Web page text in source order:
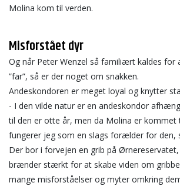
Molina kom til verden.
Misforstået dyr
Og når Peter Wenzel så familiært kaldes for
”far”, så er der noget om snakken.
Andeskondoren er meget loyal og knytter
- I den vilde natur er en andeskondor
til den er otte år, men da Molina er kommet
fungerer jeg som en slags forælder for den,
Der bor i forvejen en grib på
brænder stærkt for at skabe viden om
mange misforståelser og myter omkring